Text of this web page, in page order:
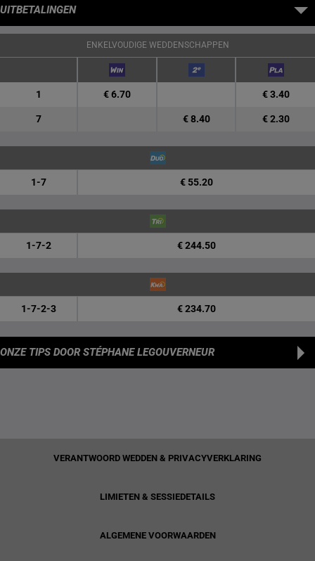
UITBETALINGEN
ENKELVOUDIGE WEDDENSCHAPPEN
1 € 6.70 € 3.40
7 € 8.40 € 2.30
1-7 € 55.20
1-7-2 € 244.50
1-7-2-3 € 234.70
ONZE TIPS DOOR STÉPHANE LEGOUVERNEUR
VERANTWOORD WEDDEN & PRIVACYVERKLARING
LIMIETEN & SESSIEDETAILS
ALGEMENE VOORWAARDEN